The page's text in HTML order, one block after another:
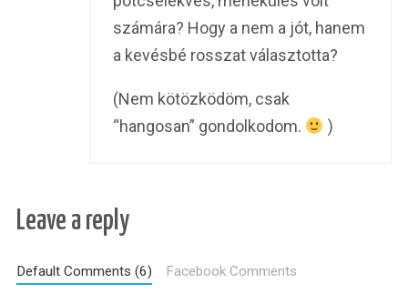
számára? Hogy a nem a jót, hanem
a kevésbé rosszat választotta?
(Nem kötözködöm, csak
“hangosan” gondolkodom.
)
Leave a reply
Default Comments (6) Facebook Comments